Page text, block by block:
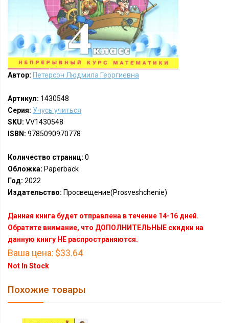
Автор: Петерсон Людмила Георгиевна
Артикул: 1430548
Серия: Учусь учиться
SKU: VV1430548
ISBN: 9785090970778
Количество страниц: 0
Обложка: Paperback
Год: 2022
Издательство: Просвещение(Prosveshchenie)
Данная книга будет отправлена в течение 14-16 дней.
Обратите внимание, что ДОПОЛНИТЕЛЬНЫЕ скидки на
данную книгу НЕ распространяются.
Ваша цена: $33.64
Not In Stock
Похожие товары